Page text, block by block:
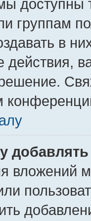
доступны
группам
в
действия,
вложений